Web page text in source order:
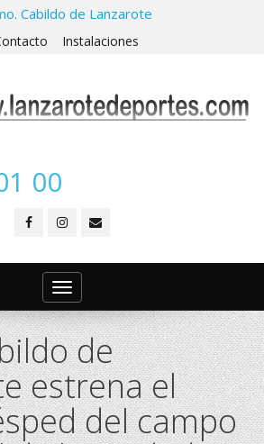
Cabildo de Lanzarote
Instalaciones
00
Toggle
navigation
de
estrena el
del campo